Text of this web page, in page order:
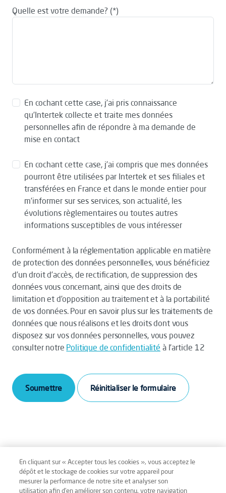
Quelle est votre demande?
En cochant cette case, j’ai pris connaissance
qu’Intertek collecte et traite mes données
personnelles afin de répondre à ma demande de
mise en contact
En cochant cette case, j’ai compris que mes données
pourront être utilisées par Intertek et ses filiales et
transférées en France et dans le monde entier pour
m’informer sur ses services, son actualité, les
évolutions règlementaires ou toutes autres
informations susceptibles de vous intéresser
Conformément à la réglementation applicable en matière
de protection des données personnelles, vous bénéficiez
d’un droit d’accès, de rectification, de suppression des
données vous concernant, ainsi que des droits de
limitation et d’opposition au traitement et à la portabilité
de vos données. Pour en savoir plus sur les traitements de
données que nous réalisons et les droits dont vous
disposez sur vos données personnelles, vous pouvez
consulter notre Politique de confidentialité à l’article 12
Soumettre
Mentions légales Conditions générales
En cliquant sur « Accepter tous les cookies », vous acceptez le
dépôt et le stockage de cookies sur votre appareil pour
mesurer la performance de notre site et analyser son
utilisation afin d’en améliorer son contenu, votre navigation